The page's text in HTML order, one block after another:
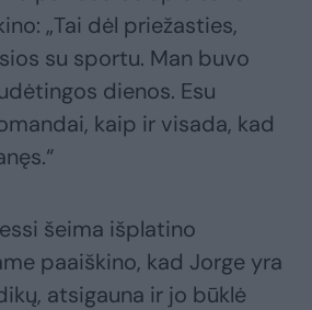
„Tai dėl priežasties,
su sportu. Man buvo
dienos. Esu
kaip ir visada, kad
šeima išplatino
paaiškino, kad Jorge yra
atsigauna ir jo būklė